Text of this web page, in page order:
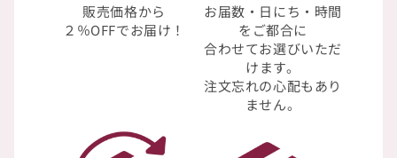
販売価格から
２％OFFでお届け！
お届数・日にち・時間
をご都合に
合わせてお選びいただ
けます。
注文忘れの心配もあり
ません。